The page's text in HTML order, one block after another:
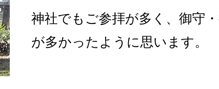
神社でもご参拝が多く、御守
が多かったように思います。